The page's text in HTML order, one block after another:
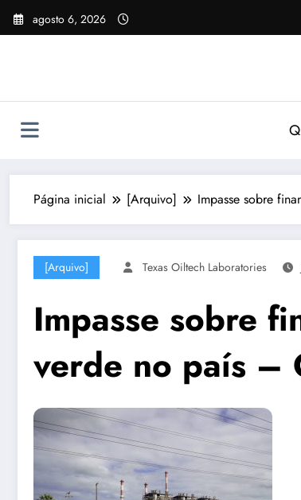
Pular
para
agosto 6, 2026
Página inicial [Arquivo] Impasse sobre
[Arquivo] Texas Oiltech Laboratories
Impasse sobre
verde no país –